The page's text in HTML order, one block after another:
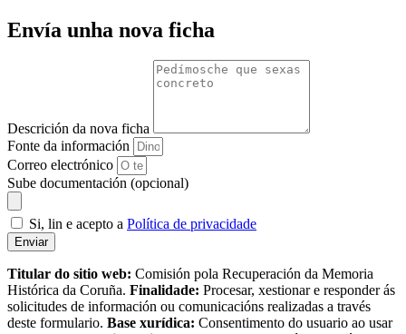
Envía unha nova ficha
Descrición da nova ficha
Fonte da información
Correo electrónico
Sube documentación (opcional)
Si, lin e acepto a Política de privacidade
Enviar
Titular do sitio web: Comisión pola Recuperación da Memoria
Histórica da Coruña. Finalidade: Procesar, xestionar e responder ás
solicitudes de información ou comunicacións realizadas a través
deste formulario. Base xurídica: Consentimento do usuario ao usar